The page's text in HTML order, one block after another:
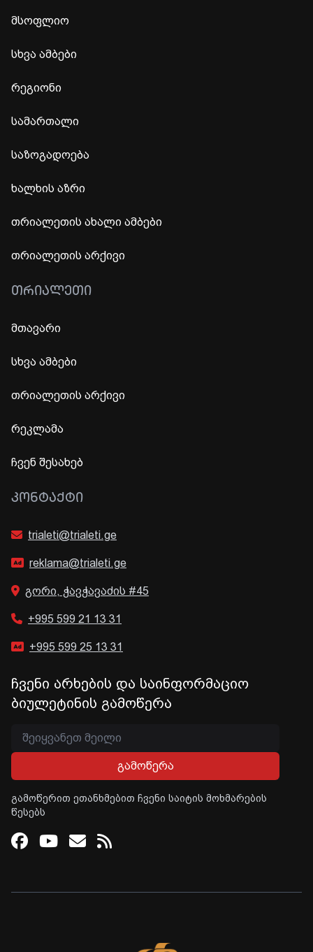
მსოფლიო
სხვა ამბები
რეგიონი
სამართალი
საზოგადოება
ხალხის აზრი
თრიალეთის ახალი ამბები
თრიალეთის არქივი
ᲗᲠᲘᲐᲚᲔᲗᲘ
მთავარი
სხვა ამბები
თრიალეთის არქივი
რეკლამა
ჩვენ შესახებ
ᲙᲝᲜᲢᲐᲥᲢᲘ
trialeti@trialeti.ge
reklama@trialeti.ge
გორი, ჭავჭავაძის #45
+995 599 21 13 31
+995 599 25 13 31
ჩვენი არხების და საინფორმაციო
ბიულეტინის გამოწერა
გამოწერა
გამოწერით ეთანხმებით ჩვენი საიტის მოხმარების
წესებს
Facebook
Youtube
Email
RSS